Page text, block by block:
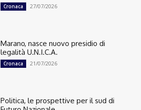
Cronaca 27/07/2026
Marano, nasce nuovo presidio di
legalità U.N.I.C.A.
Cronaca 21/07/2026
Politica, le prospettive per il sud di